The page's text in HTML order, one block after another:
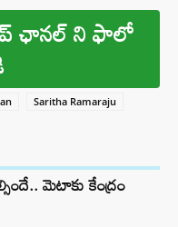
ఛానల్ ని ఫాలో
Saritha Ramaraju
మెటాకు కేంద్రం